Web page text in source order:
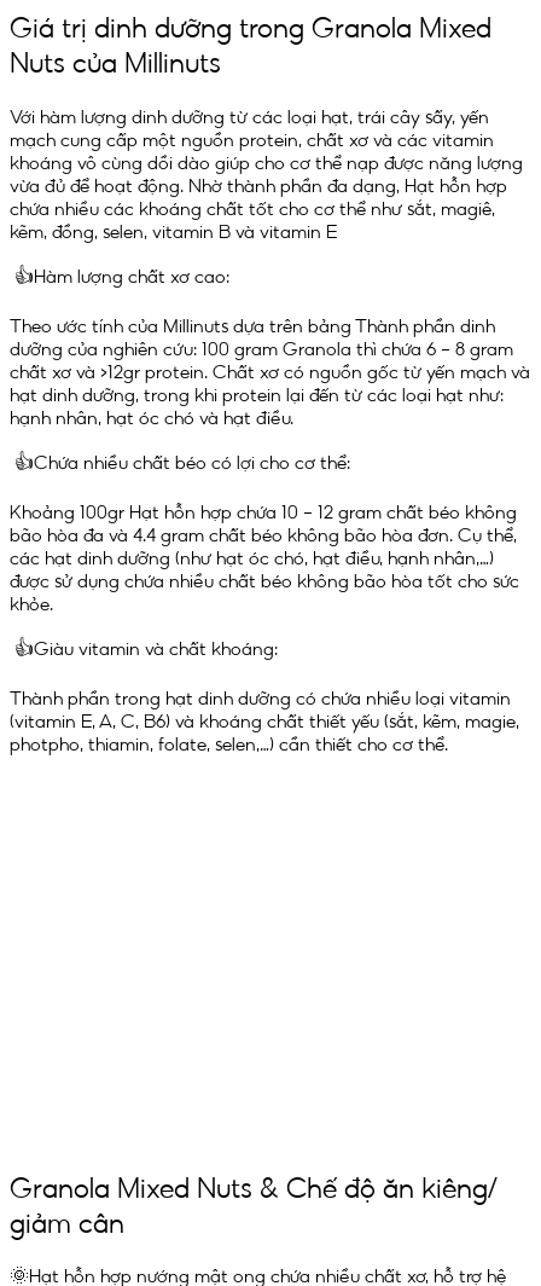
Giá trị dinh dưỡng trong Granola Mixed
Nuts của Millinuts
Với hàm lượng dinh dưỡng từ các loại hạt, trái cây sấy, yến
mạch cung cấp một nguồn protein, chất xơ và các vitamin
khoáng vô cùng dồi dào giúp cho cơ thể nạp được năng lượng
vừa đủ để hoạt động. Nhờ thành phần đa dạng, Hạt hỗn hợp
chứa nhiều các khoáng chất tốt cho cơ thể như sắt, magiê,
kẽm, đồng, selen, vitamin B và vitamin E
👍Hàm lượng chất xơ cao:
Theo ước tính của Millinuts dựa trên bảng Thành phần dinh
dưỡng của nghiên cứu: 100 gram Granola thì chứa 6 – 8 gram
chất xơ và >12gr protein. Chất xơ có nguồn gốc từ yến mạch và
hạt dinh dưỡng, trong khi protein lại đến từ các loại hạt như:
hạnh nhân, hạt óc chó và hạt điều.
👍Chứa nhiều chất béo có lợi cho cơ thể:
Khoảng 100gr Hạt hỗn hợp chứa 10 – 12 gram chất béo không
bão hòa đa và 4.4 gram chất béo không bão hòa đơn. Cụ thể,
các hạt dinh dưỡng (như hạt óc chó, hạt điều, hạnh nhân,…)
được sử dụng chứa nhiều chất béo không bão hòa tốt cho sức
khỏe.
👍Giàu vitamin và chất khoáng:
Thành phần trong hạt dinh dưỡng có chứa nhiều loại vitamin
(vitamin E, A, C, B6) và khoáng chất thiết yếu (sắt, kẽm, magie,
photpho, thiamin, folate, selen,…) cần thiết cho cơ thể.
Granola Mixed Nuts & Chế độ ăn kiêng/
giảm cân
🌞Hạt hỗn hợp nướng mật ong chứa nhiều chất xơ, hỗ trợ hệ